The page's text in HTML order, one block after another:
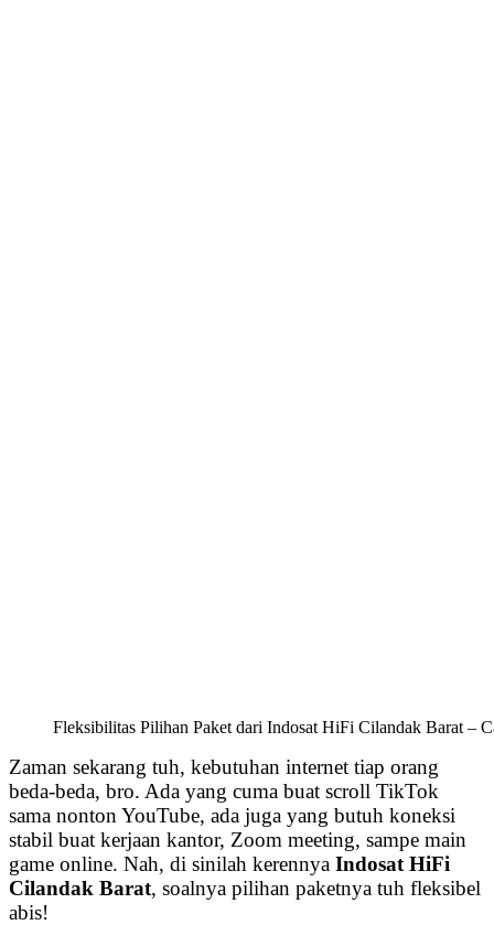
Fleksibilitas Pilihan Paket dari Indosat HiFi Cilandak Barat –
Zaman sekarang tuh, kebutuhan internet tiap orang
beda-beda, bro. Ada yang cuma buat scroll TikTok
sama nonton YouTube, ada juga yang butuh koneksi
stabil buat kerjaan kantor, Zoom meeting, sampe main
game online. Nah, di sinilah kerennya Indosat HiFi
Cilandak Barat, soalnya pilihan paketnya tuh fleksibel
abis!